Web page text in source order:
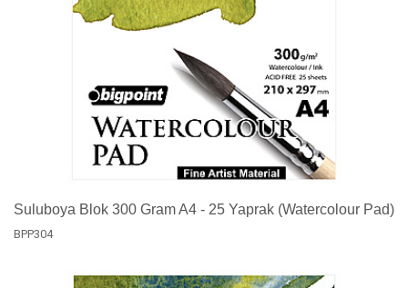
Suluboya Blok 300 Gram A4 - 25 Yaprak (Watercolour Pad)
BPP304